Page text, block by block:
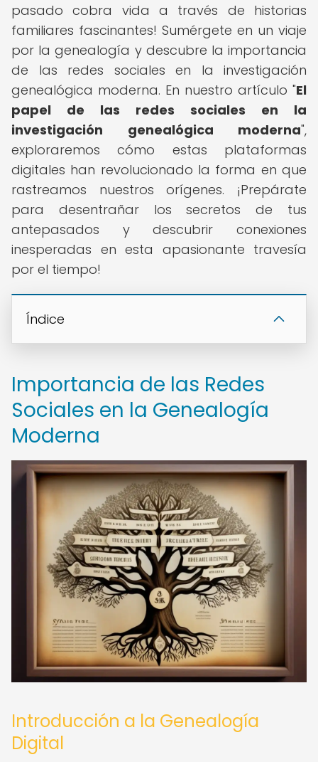
pasado cobra vida a través de historias
familiares fascinantes! Sumérgete en un viaje
por la genealogía y descubre la importancia
de las redes sociales en la investigación
genealógica moderna. En nuestro artículo "El
papel de las redes sociales en la
investigación genealógica moderna",
exploraremos cómo estas plataformas
digitales han revolucionado la forma en que
rastreamos nuestros orígenes. ¡Prepárate
para desentrañar los secretos de tus
antepasados y descubrir conexiones
inesperadas en esta apasionante travesía
por el tiempo!
Índice
Importancia de las Redes
Sociales en la Genealogía
Moderna
Introducción a la Genealogía
Digital